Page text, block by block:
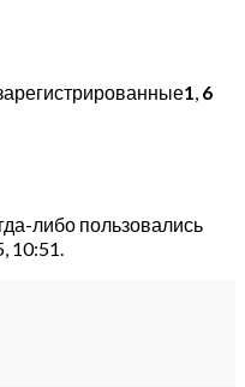
1, 6
либо пользовались
10:51.